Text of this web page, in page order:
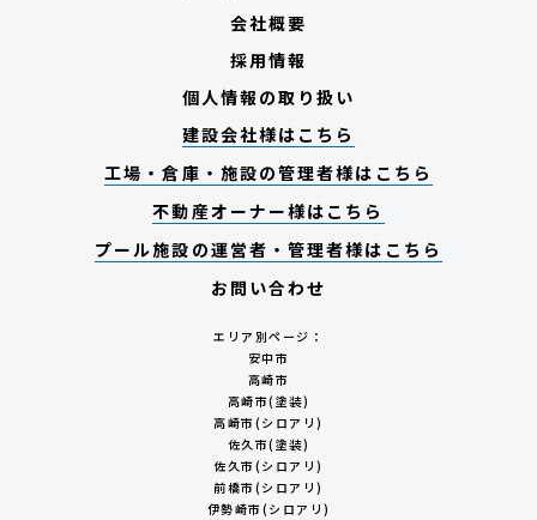
会社概要
採用情報
個人情報の取り扱い
建設会社様はこちら
工場・倉庫・施設の管理者様はこちら
不動産オーナー様はこちら
プール施設の運営者・管理者様はこちら
お問い合わせ
エリア別ページ：
安中市
高崎市
高崎市(塗装)
高崎市(シロアリ)
佐久市(塗装)
佐久市(シロアリ)
前橋市(シロアリ)
伊勢崎市(シロアリ)